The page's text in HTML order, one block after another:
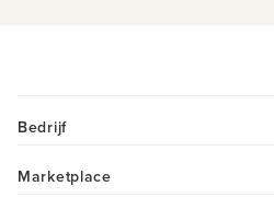
Bedrijf
Marketplace